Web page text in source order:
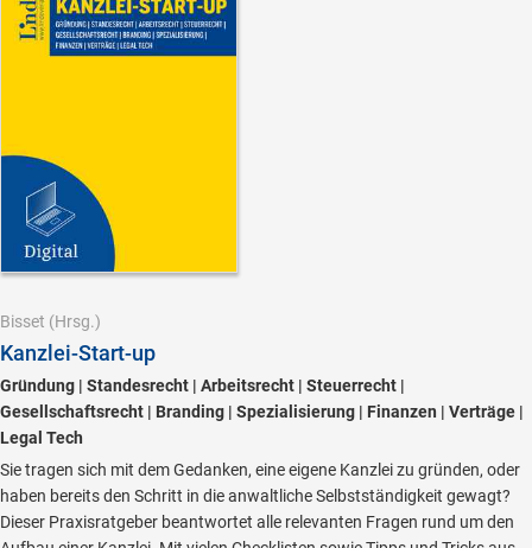
Bisset (Hrsg.)
Kanzlei-Start-up
Gründung | Standesrecht | Arbeitsrecht | Steuerrecht |
Gesellschaftsrecht | Branding | Spezialisierung | Finanzen | Verträge |
Legal Tech
Sie tragen sich mit dem Gedanken, eine eigene Kanzlei zu gründen, oder
haben bereits den Schritt in die anwaltliche Selbstständigkeit gewagt?
Dieser Praxisratgeber beantwortet alle relevanten Fragen rund um den